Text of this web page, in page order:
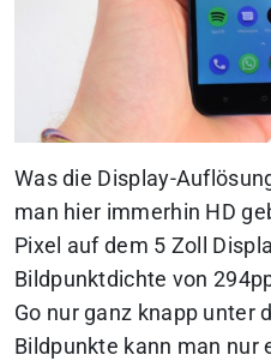
Was die Display-
man hier immerhin HD
Pixel auf dem 5 Zoll
Bildpunktdichte von
Go nur ganz knapp unter
Bildpunkte kann man nur